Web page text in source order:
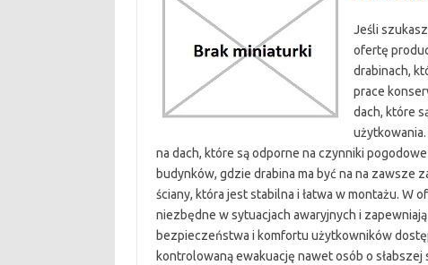
Jeśli
ofertę
drabinach,
prace
dach, które
na dach, które są odporne na czynniki
budynków, gdzie drabina ma być na na zawsze
ściany, która jest stabilna i łatwa w montażu. W
niezbędne w sytuacjach awaryjnych i
bezpieczeństwa i komfortu użytkowników
kontrolowaną ewakuację nawet osób o słabszej